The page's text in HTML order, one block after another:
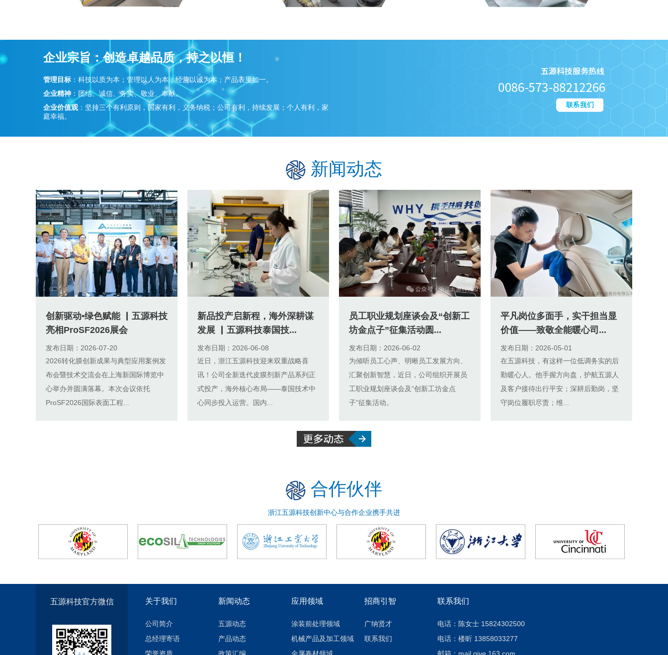
企业宗旨：创造卓越品质，持之以恒！
管理目标 ：科技以质为本；管理以人为本；经营以诚为本；产品表里如一。
企业精神 ：团结、诚信、务实、敬业、奉献。
企业价值观：坚持三个有利原则，国家有利，义务纳税；公司有利，持续发展；个人有利，家
庭幸福。
新闻动态
创新驱动▪绿色赋能 ▏五源科技
亮相ProSF2026展会
发布日期：2026-07-20
2026转化膜创新成果与典型应用案例发
布会暨技术交流会在上海新国际博览中
心举办并圆满落幕。本次会议依托
ProSF2026国际表面工程...
新品投产启新程，海外深耕谋
发展 ▏五源科技泰国技...
发布日期：2026-06-08
近日，浙江五源科技迎来双重战略喜
讯！公司全新迭代皮膜剂新产品系列正
式投产，海外核心布局——泰国技术中
心同步投入运营。国内...
员工职业规划座谈会及“创新工
坊金点子”征集活动圆...
发布日期：2026-06-02
为倾听员工心声、明晰员工发展方向、
汇聚创新智慧，近日，公司组织开展员
工职业规划座谈会及“创新工坊金点
子”征集活动。
平凡岗位多面手，实干担当显
价值——致敬全能暖心司...
发布日期：2026-05-01
在五源科技，有这样一位低调务实的后
勤暖心人。他手握方向盘，护航五源人
及客户接待出行平安；深耕后勤岗，坚
守岗位履职尽责；维...
合作伙伴
浙江五源科技创新中心与合作企业携手共进
五源科技官方微信 关于我们
公司简介
总经理寄语
荣誉资质
新闻动态
五源动态
产品动态
政策汇编
应用领域
涂装前处理领域
机械产品及加工领域
金属卷材领域
招商引智
广纳贤才
联系我们
联系我们
电话：陈女士 15824302500
电话：楼昕 13858033277
邮箱：mail.qiye.163.com